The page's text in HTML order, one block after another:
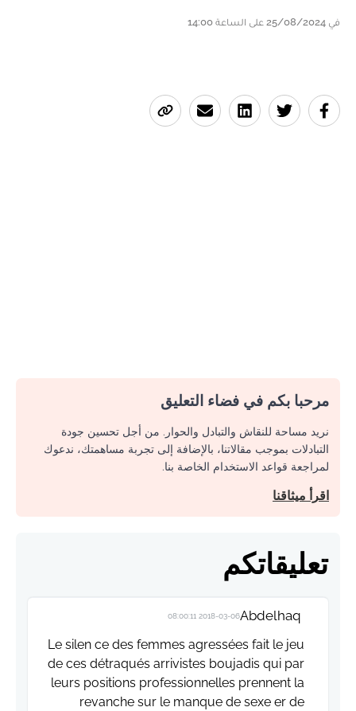
في 25/08/2024 على الساعة 14:00
مرحبا بكم في فضاء التعليق
نريد مساحة للنقاش والتبادل والحوار. من أجل تحسين جودة
التبادلات بموجب مقالاتنا، بالإضافة إلى تجربة مساهمتك، ندعوك
لمراجعة قواعد الاستخدام الخاصة بنا.
اقرأ ميثاقنا
تعليقاتكم
Abdelhaq
2018-03-06 08:00:11
Le silen ce des femmes agressées fait le jeu
de ces détraqués arrivistes boujadis qui par
leurs positions professionnelles prennent la
revanche sur le manque de sexe er de